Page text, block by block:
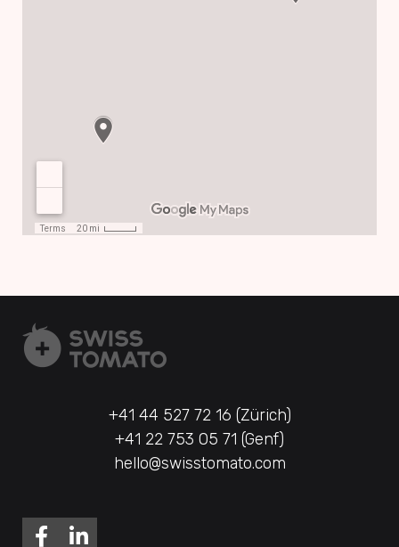
+41 44 527 72 16 (Zürich)
+41 22 753 05 71 (Genf)
hello@swisstomato.com